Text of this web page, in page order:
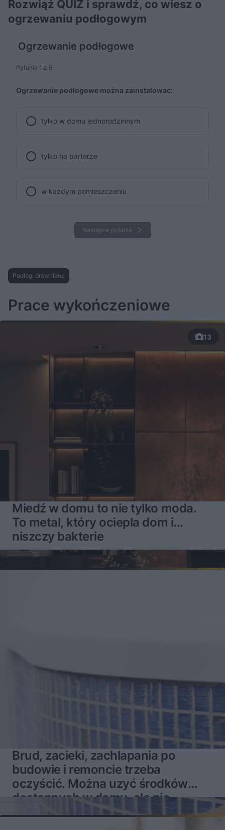
Rozwiąż QUIZ i sprawdź, co wiesz o
ogrzewaniu podłogowym
Ogrzewanie podłogowe
Pytanie 1 z 6
Ogrzewanie podłogowe można zainstalować:
tylko w domu jednorodzinnym
tylko na parterze
w każdym pomieszczeniu
Następne pytanie
Podłogi drewniane
Prace wykończeniowe
13
Miedź w domu to nie tylko moda.
To metal, który ociepla dom i...
niszczy bakterie
Brud, zacieki, zachlapania po
budowie i remoncie trzeba
oczyścić. Można uzyć środków
dostępnych w domu, ale nie
zawsze